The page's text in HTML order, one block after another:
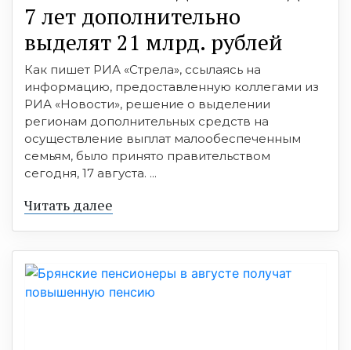
7 лет дополнительно
выделят 21 млрд. рублей
Как пишет РИА «Стрела», ссылаясь на
информацию, предоставленную коллегами из
РИА «Новости», решение о выделении
регионам дополнительных средств на
осуществление выплат малообеспеченным
семьям, было принято правительством
сегодня, 17 августа. ...
Читать далее